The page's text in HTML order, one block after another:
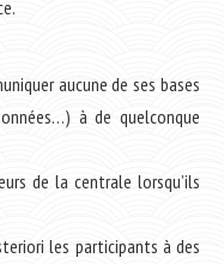
aucune de ses bases
à de quelconque
de la centrale lorsqu’ils
les participants à des